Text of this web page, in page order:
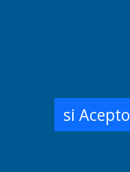
Impresora:
si Acepto